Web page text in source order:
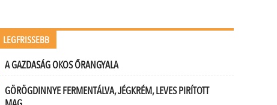
LEGFRISSEBB
A GAZDASÁG OKOS ŐRANGYALA
GÖRÖGDINNYE FERMENTÁLVA, JÉGKRÉM, LEVES PIRÍTOTT